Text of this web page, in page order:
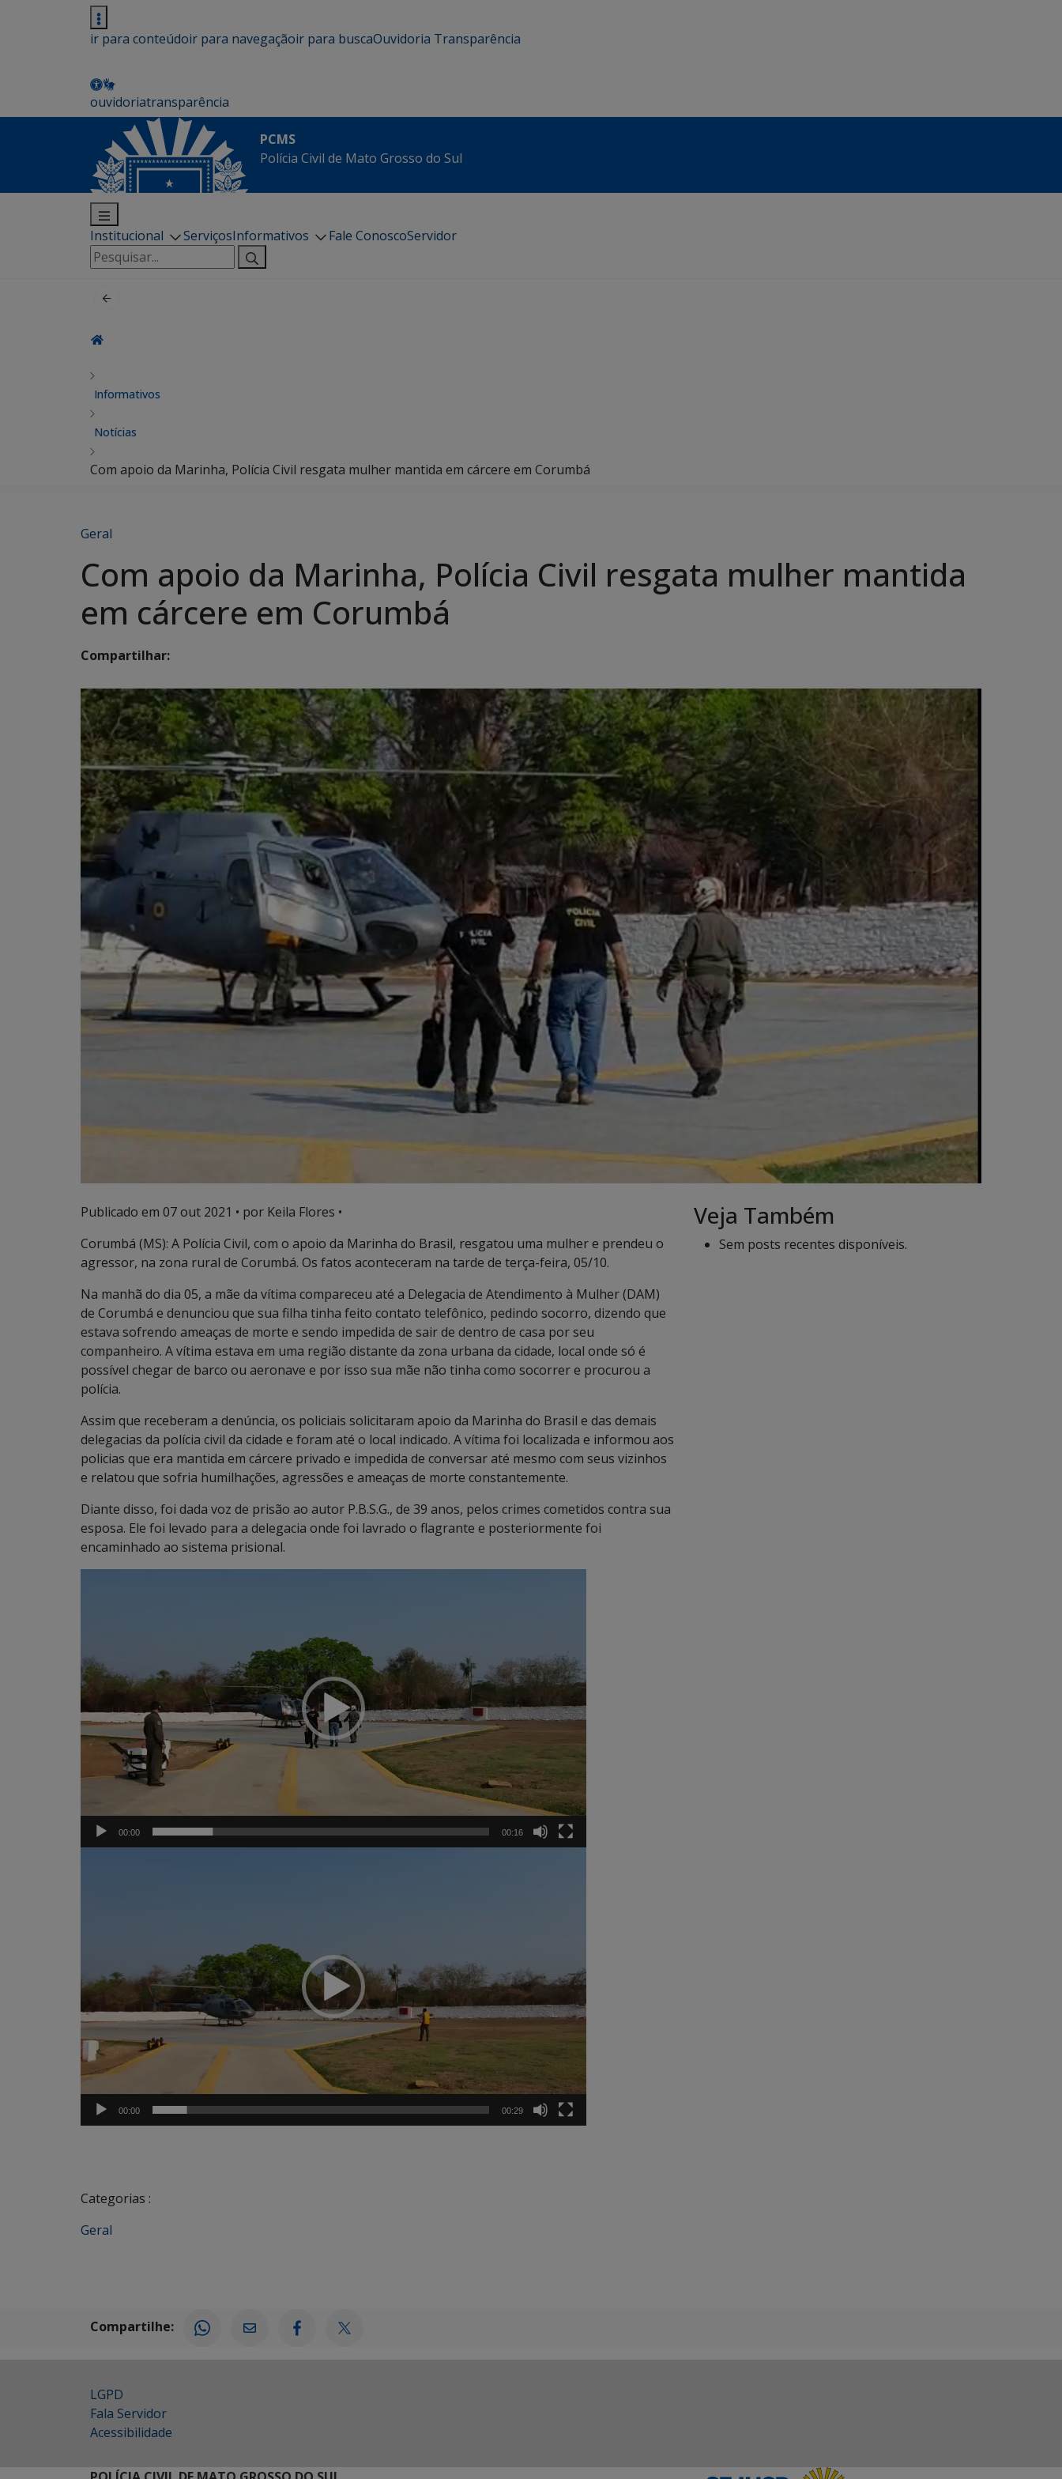
ir para conteúdoir para navegaçãoir para buscaOuvidoria Transparência
ouvidoriatransparência
PCMS
Polícia Civil de Mato Grosso do Sul
Institucional ServiçosInformativos Fale ConoscoServidor
Pesquisar
por:
Informativos
Notícias
Com apoio da Marinha, Polícia Civil resgata mulher mantida em cárcere em Corumbá
Geral
Com apoio da Marinha, Polícia Civil resgata mulher mantida
em cárcere em Corumbá
Compartilhar:
Publicado em 07 out 2021 • por Keila Flores •
Corumbá (MS): A Polícia Civil, com o apoio da Marinha do Brasil, resgatou uma mulher e prendeu o
agressor, na zona rural de Corumbá. Os fatos aconteceram na tarde de terça-feira, 05/10.
Na manhã do dia 05, a mãe da vítima compareceu até a Delegacia de Atendimento à Mulher (DAM)
de Corumbá e denunciou que sua filha tinha feito contato telefônico, pedindo socorro, dizendo que
estava sofrendo ameaças de morte e sendo impedida de sair de dentro de casa por seu
companheiro. A vítima estava em uma região distante da zona urbana da cidade, local onde só é
possível chegar de barco ou aeronave e por isso sua mãe não tinha como socorrer e procurou a
polícia.
Assim que receberam a denúncia, os policiais solicitaram apoio da Marinha do Brasil e das demais
delegacias da polícia civil da cidade e foram até o local indicado. A vítima foi localizada e informou aos
policias que era mantida em cárcere privado e impedida de conversar até mesmo com seus vizinhos
e relatou que sofria humilhações, agressões e ameaças de morte constantemente.
Diante disso, foi dada voz de prisão ao autor P.B.S.G., de 39 anos, pelos crimes cometidos contra sua
esposa. Ele foi levado para a delegacia onde foi lavrado o flagrante e posteriormente foi
encaminhado ao sistema prisional.
00:00 00:16
00:00 00:29
Categorias :
Geral
Veja Também
Sem posts recentes disponíveis.
Compartilhe:
LGPD
Fala Servidor
Acessibilidade